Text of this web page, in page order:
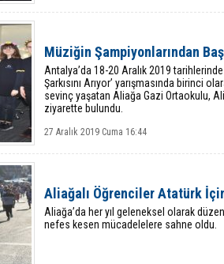
Müziğin Şampiyonlarından
Antalya’da 18-20 Aralık 2019
Şarkısını Arıyor’ yarışmasında birinci
sevinç yaşatan Aliağa Gazi Ortaokulu,
ziyarette bulundu.
27 Aralık 2019 Cuma 16:44
Aliağalı Öğrenciler Atatürk
Aliağa’da her yıl geleneksel olarak
nefes kesen mücadelelere sahne oldu.